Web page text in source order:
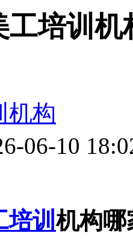
工培训
机构
06-10
培训机构哪